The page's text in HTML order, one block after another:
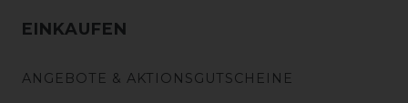
EINKAUFEN
ANGEBOTE & AKTIONSGUTSCHEINE